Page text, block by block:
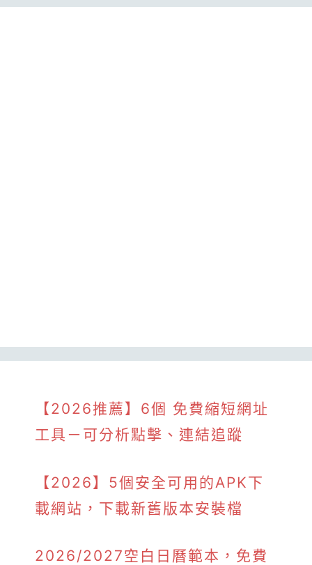
【2026推薦】6個 免費縮短網址
工具－可分析點擊、連結追蹤
【2026】5個安全可用的APK下
載網站，下載新舊版本安裝檔
2026/2027空白日曆範本，免費